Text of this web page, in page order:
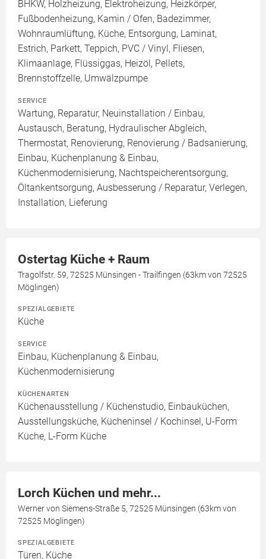
BHKW, Holzheizung, Elektroheizung, Heizkörper,
Fußbodenheizung, Kamin / Ofen, Badezimmer,
Wohnraumlüftung, Küche, Entsorgung, Laminat,
Estrich, Parkett, Teppich, PVC / Vinyl, Fliesen,
Klimaanlage, Flüssiggas, Heizöl, Pellets,
Brennstoffzelle, Umwälzpumpe
SERVICE
Wartung, Reparatur, Neuinstallation / Einbau,
Austausch, Beratung, Hydraulischer Abgleich,
Thermostat, Renovierung, Renovierung / Badsanierung,
Einbau, Küchenplanung & Einbau,
Küchenmodernisierung, Nachtspeicherentsorgung,
Öltankentsorgung, Ausbesserung / Reparatur, Verlegen,
Installation, Lieferung
Ostertag Küche + Raum
Tragolfstr. 59, 72525 Münsingen - Trailfingen (63km von 72525
Möglingen)
SPEZIALGEBIETE
Küche
SERVICE
Einbau, Küchenplanung & Einbau,
Küchenmodernisierung
KÜCHENARTEN
Küchenausstellung / Küchenstudio, Einbauküchen,
Ausstellungsküche, Kücheninsel / Kochinsel, U-Form
Küche, L-Form Küche
Lorch Küchen und mehr...
Werner von Siemens-Straße 5, 72525 Münsingen (63km von
72525 Möglingen)
SPEZIALGEBIETE
Türen, Küche